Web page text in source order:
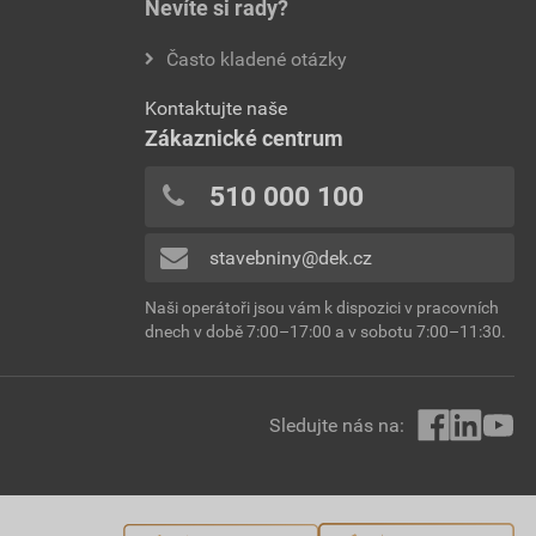
Nevíte si rady?
Často kladené otázky
Kontaktujte naše
Zákaznické centrum
510 000 100
stavebniny@dek.cz
Naši operátoři jsou vám k dispozici v pracovních
dnech v době 7:00–17:00 a v sobotu 7:00–11:30.
Sledujte nás na: